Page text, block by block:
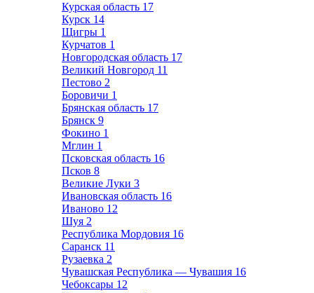
Курская область 17
Курск 14
Щигры 1
Курчатов 1
Новгородская область 17
Великий Новгород 11
Пестово 2
Боровичи 1
Брянская область 17
Брянск 9
Фокино 1
Мглин 1
Псковская область 16
Псков 8
Великие Луки 3
Ивановская область 16
Иваново 12
Шуя 2
Республика Мордовия 16
Саранск 11
Рузаевка 2
Чувашская Республика — Чувашия 16
Чебоксары 12